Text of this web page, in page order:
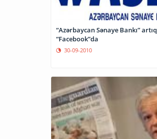
“Azərbaycan Sənaye Bankı” artıq
“Facebook”da
30-09-2010